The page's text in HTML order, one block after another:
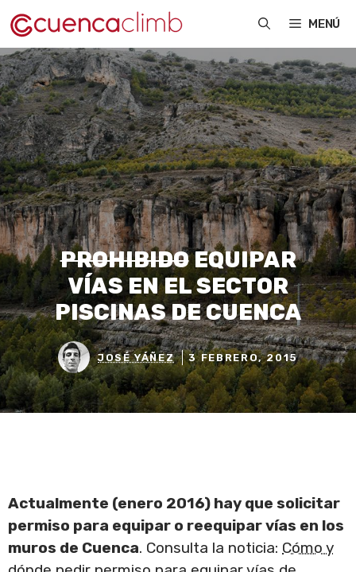
Saltar
al
contenido
MENÚ
PROHIBIDOEQUIPAR
VÍAS EN EL SECTOR
PISCINAS DE CUENCA
JOSÉ YÁÑEZ 3 FEBRERO, 2015
Actualmente (enero 2016) hay que solicitar
permiso para equipar o reequipar vías en los
muros de Cuenca. Consulta la noticia: Cómo y